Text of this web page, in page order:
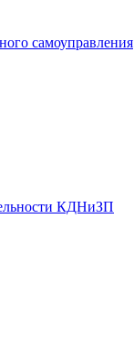
самоуправления
КДНиЗП